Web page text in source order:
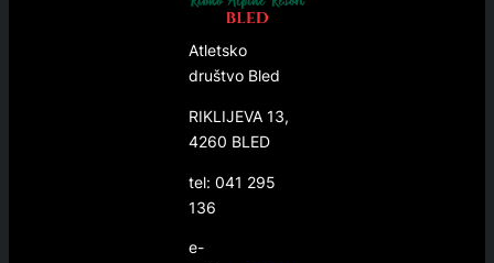
Atletsko
društvo Bled
RIKLIJEVA 13,
4260 BLED
tel: 041 295
136
e-